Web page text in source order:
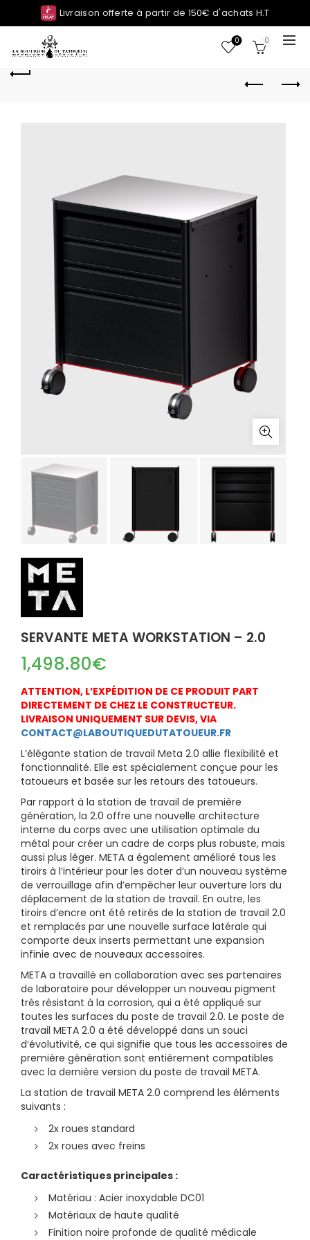
Livraison offerte à partir de 150€ d'achats H.T
0 0
SERVANTE META WORKSTATION – 2.0
1,498.80€
ATTENTION, L’EXPÉDITION DE CE PRODUIT PART
DIRECTEMENT DE CHEZ LE CONSTRUCTEUR.
LIVRAISON UNIQUEMENT SUR DEVIS, VIA
CONTACT@LABOUTIQUEDUTATOUEUR.FR
L’élégante station de travail Meta 2.0 allie flexibilité et
fonctionnalité. Elle est spécialement conçue pour les
tatoueurs et basée sur les retours des tatoueurs.
Par rapport à la station de travail de première
génération, la 2.0 offre une nouvelle architecture
interne du corps avec une utilisation optimale du
métal pour créer un cadre de corps plus robuste, mais
aussi plus léger. META a également amélioré tous les
tiroirs à l’intérieur pour les doter d’un nouveau système
de verrouillage afin d’empêcher leur ouverture lors du
déplacement de la station de travail. En outre, les
tiroirs d’encre ont été retirés de la station de travail 2.0
et remplacés par une nouvelle surface latérale qui
comporte deux inserts permettant une expansion
infinie avec de nouveaux accessoires.
META a travaillé en collaboration avec ses partenaires
de laboratoire pour développer un nouveau pigment
très résistant à la corrosion, qui a été appliqué sur
toutes les surfaces du poste de travail 2.0. Le poste de
travail META 2.0 a été développé dans un souci
d’évolutivité, ce qui signifie que tous les accessoires de
première génération sont entièrement compatibles
avec la dernière version du poste de travail META.
La station de travail META 2.0 comprend les éléments
suivants :
2x roues standard
2x roues avec freins
Caractéristiques principales :
Matériau : Acier inoxydable DC01
Matériaux de haute qualité
Finition noire profonde de qualité médicale